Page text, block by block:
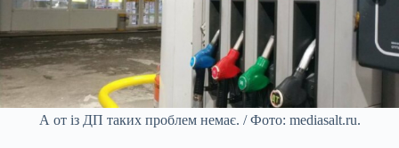
А от із ДП таких проблем немає. / Фото: mediasalt.ru.